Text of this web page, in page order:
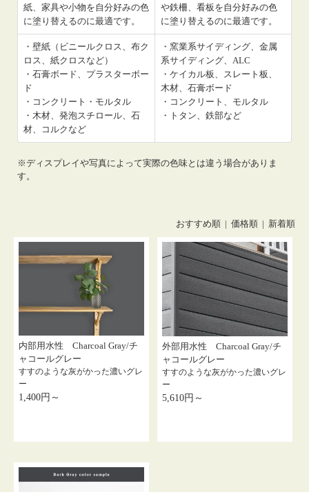
紙、家具や小物を自分好みの色
に塗り替えるのに最適です。
や鉄柵、看板を自分好みの色
に塗り替えるのに最適です。
・壁紙（ビニールクロス、布ク
ロス、紙クロスなど）
・石膏ボード、プラスターボー
ド
・コンクリート・モルタル
・木材、発泡スチロール、石
材、コルクなど
・窯業系サイディング、金属
系サイディング、ALC
・ケイカル板、スレート板、
木材、石膏ボード
・コンクリート、モルタル
・トタン、鉄部など
※ディスプレイや写真によって実際の色味とは違う場合がありま
す。
おすすめ順 | 価格順 | 新着順
内部用水性 Charcoal Gray/チ
ャコールグレー
すすのような灰がかった濃いグレ
ー
1,400円～
外部用水性 Charcoal Gray/チ
ャコールグレー
すすのような灰がかった濃いグレ
ー
5,610円～